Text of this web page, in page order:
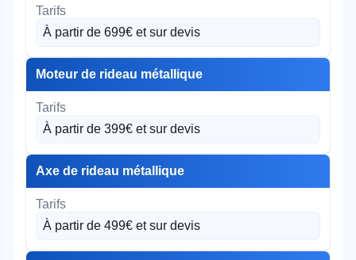
À partir de 699€ et sur devis
Moteur de rideau métallique
À partir de 399€ et sur devis
Axe de rideau métallique
À partir de 499€ et sur devis